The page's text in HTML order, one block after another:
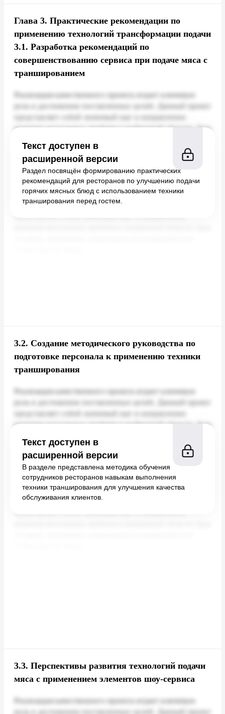
Глава 3. Практические рекомендации по
применению технологий трансформации подачи
3.1. Разработка рекомендаций по
совершенствованию сервиса при подаче мяса с
траншированием
Текст доступен в
расширенной версии
Раздел посвящён формированию практических
рекомендаций для ресторанов по улучшению подачи
горячих мясных блюд с использованием техники
транширования перед гостем.
3.2. Создание методического руководства по
подготовке персонала к применению техники
транширования
Текст доступен в
расширенной версии
В разделе представлена методика обучения
сотрудников ресторанов навыкам выполнения
техники транширования для улучшения качества
обслуживания клиентов.
3.3. Перспективы развития технологий подачи
мяса с применением элементов шоу-сервиса